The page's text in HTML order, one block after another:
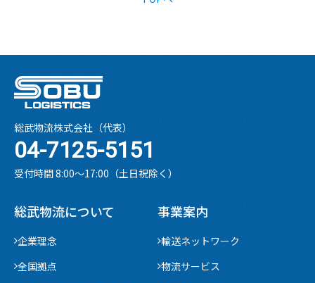
総武物流株式会社（代表）
04-7125-5151
受付時間 8:00〜17:00（土日祝除く）
総武物流について
企業理念
全国拠点
事業案内
輸送ネットワーク
物流サービス